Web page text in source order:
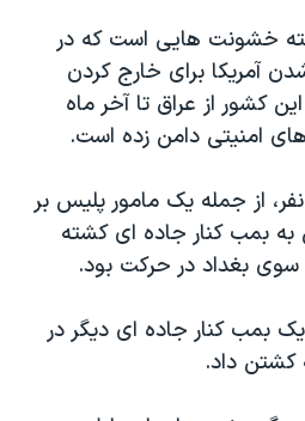
«سی‌پک»
خشونت هایی است که در
آمریکا برای خارج کردن
کشور از عراق تا آخر ماه
امنیتی دامن زده است.
از جمله یک مامور پلیس بر
بمب کنار جاده ای کشته
بغداد در حرکت بود.
بمب کنار جاده ای دیگر در
کشتن داد.